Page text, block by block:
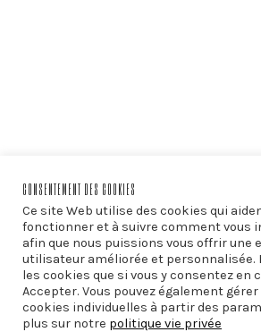
PRÉCÉDENT
Entretien avec Michel Onfray
CONSENTEMENT DES COOKIES
Ce site Web utilise des cookies qui
fonctionner et à suivre comment vous
afin que nous puissions vous offrir une
utilisateur améliorée et personnalisée.
les cookies que si vous y consentez en
Accepter. Vous pouvez également
cookies individuelles à partir des
plus sur notre politique vie privée